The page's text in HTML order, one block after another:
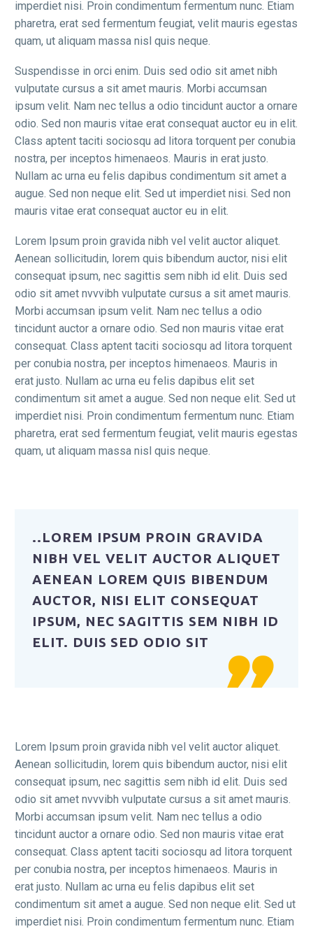
imperdiet nisi. Proin condimentum fermentum nunc. Etiam
pharetra, erat sed fermentum feugiat, velit mauris egestas
quam, ut aliquam massa nisl quis neque.
Suspendisse in orci enim. Duis sed odio sit amet nibh
vulputate cursus a sit amet mauris. Morbi accumsan
ipsum velit. Nam nec tellus a odio tincidunt auctor a ornare
odio. Sed non mauris vitae erat consequat auctor eu in elit.
Class aptent taciti sociosqu ad litora torquent per conubia
nostra, per inceptos himenaeos. Mauris in erat justo.
Nullam ac urna eu felis dapibus condimentum sit amet a
augue. Sed non neque elit. Sed ut imperdiet nisi. Sed non
mauris vitae erat consequat auctor eu in elit.
Lorem Ipsum proin gravida nibh vel velit auctor aliquet.
Aenean sollicitudin, lorem quis bibendum auctor, nisi elit
consequat ipsum, nec sagittis sem nibh id elit. Duis sed
odio sit amet nvvvibh vulputate cursus a sit amet mauris.
Morbi accumsan ipsum velit. Nam nec tellus a odio
tincidunt auctor a ornare odio. Sed non mauris vitae erat
consequat. Class aptent taciti sociosqu ad litora torquent
per conubia nostra, per inceptos himenaeos. Mauris in
erat justo. Nullam ac urna eu felis dapibus elit set
condimentum sit amet a augue. Sed non neque elit. Sed ut
imperdiet nisi. Proin condimentum fermentum nunc. Etiam
pharetra, erat sed fermentum feugiat, velit mauris egestas
quam, ut aliquam massa nisl quis neque.
..LOREM IPSUM PROIN GRAVIDA
NIBH VEL VELIT AUCTOR ALIQUET
AENEAN LOREM QUIS BIBENDUM
AUCTOR, NISI ELIT CONSEQUAT
IPSUM, NEC SAGITTIS SEM NIBH ID
ELIT. DUIS SED ODIO SIT

Lorem Ipsum proin gravida nibh vel velit auctor aliquet.
Aenean sollicitudin, lorem quis bibendum auctor, nisi elit
consequat ipsum, nec sagittis sem nibh id elit. Duis sed
odio sit amet nvvvibh vulputate cursus a sit amet mauris.
Morbi accumsan ipsum velit. Nam nec tellus a odio
tincidunt auctor a ornare odio. Sed non mauris vitae erat
consequat. Class aptent taciti sociosqu ad litora torquent
per conubia nostra, per inceptos himenaeos. Mauris in
erat justo. Nullam ac urna eu felis dapibus elit set
condimentum sit amet a augue. Sed non neque elit. Sed ut
imperdiet nisi. Proin condimentum fermentum nunc. Etiam